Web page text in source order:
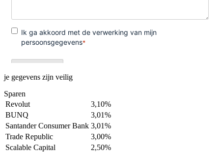
je gegevens zijn veilig
Sparen
Revolut
3,10%
BUNQ
3,01%
Santander Consumer Bank 3,01%
Trade Republic
3,00%
Scalable Capital
2,50%